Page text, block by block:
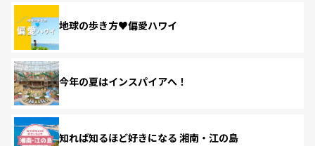
地球の歩き方♥偏愛ハワイ
今年の夏はインスパイアへ！
知れば知るほど好きになる 湘南・江の島